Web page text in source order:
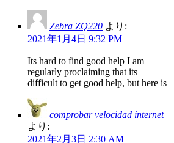
Zebra ZQ220 より:
2021年1月4日 9:32 PM
Its hard to find good help I am
regularly proclaiming that its
difficult to get good help, but here is
comprobar velocidad internet
より:
2021年2月3日 2:30 AM